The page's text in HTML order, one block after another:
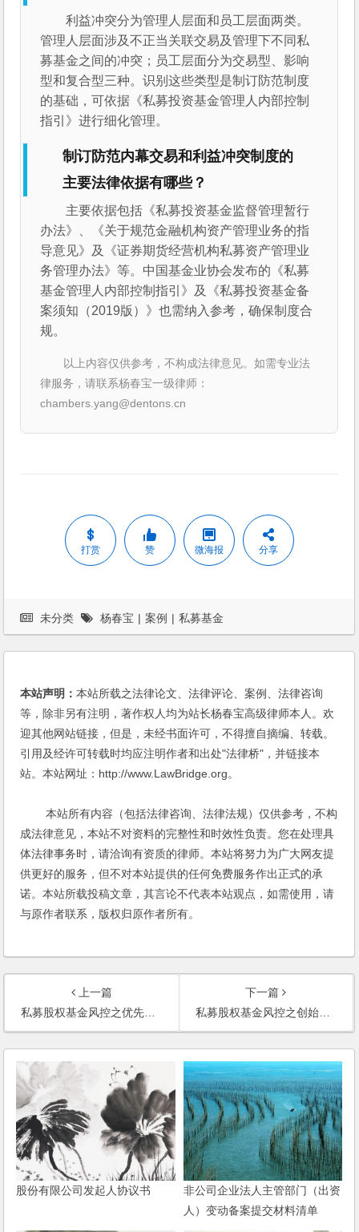
利益冲突分为管理人层面和员工层面两类。
管理人层面涉及不正当关联交易及管理下不同私
募基金之间的冲突；员工层面分为交易型、影响
型和复合型三种。识别这些类型是制订防范制度
的基础，可依据《私募投资基金管理人内部控制
指引》进行细化管理。
制订防范内幕交易和利益冲突制度的
主要法律依据有哪些？
主要依据包括《私募投资基金监督管理暂行
办法》、《关于规范金融机构资产管理业务的指
导意见》及《证券期货经营机构私募资产管理业
务管理办法》等。中国基金业协会发布的《私募
基金管理人内部控制指引》及《私募投资基金备
案须知（2019版）》也需纳入参考，确保制度合
规。
以上内容仅供参考，不构成法律意见。如需专业法
律服务，请联系杨春宝一级律师：
chambers.yang@dentons.cn
打赏 赞 微海报 分享
未分类 杨春宝 | 案例 | 私募基金
本站声明：本站所载之法律论文、法律评论、案例、法律咨询
等，除非另有注明，著作权人均为站长杨春宝高级律师本人。欢
迎其他网站链接，但是，未经书面许可，不得擅自摘编、转载。
引用及经许可转载时均应注明作者和出处"法律桥"，并链接本
站。本站网址：http://www.LawBridge.org。
本站所有内容（包括法律咨询、法律法规）仅供参考，不构
成法律意见，本站不对资料的完整性和时效性负责。您在处理具
体法律事务时，请洽询有资质的律师。本站将努力为广大网友提
供更好的服务，但不对本站提供的任何免费服务作出正式的承
诺。本站所载投稿文章，其言论不代表本站观点，如需使用，请
与原作者联系，版权归原作者所有。
上一篇
私募股权基金风控之优先股条款和优先权条款
下一篇
私募股权基金风控之创始人股权转让限制及股权兑现条款
股份有限公司发起人协议书
非公司企业法人主管部门（出资
人）变动备案提交材料清单